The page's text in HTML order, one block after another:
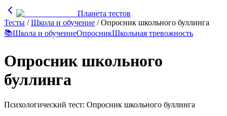
Планета тестов
Тесты /Школа и обучение /Опросник школьного буллинга
📚Школа и обучениеОпросникШкольная тревожность
Опросник школьного
буллинга
Психологический тест: Опросник школьного буллинга